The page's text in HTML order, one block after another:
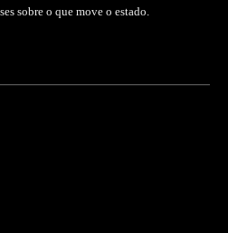
sobre o que move o estado.